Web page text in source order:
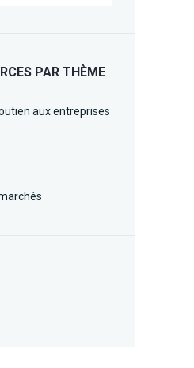
PAR THÈME
aux entreprises